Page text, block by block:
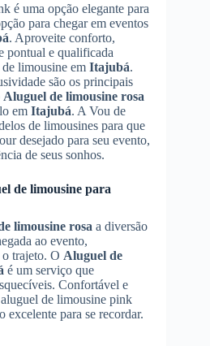
é uma opção elegante para
para chegar em eventos
. Aproveite conforto,
pontual e qualificada
limousine em Itajubá.
são os principais
Aluguel de limousine rosa
em Itajubá. A Vou de
de limousines para que
desejado para seu evento,
de seus sonhos.
de limousine para
limousine rosa a diversão
ao evento,
trajeto. O Aluguel de
é um serviço que
Confortável e
de limousine pink
excelente para se recordar.